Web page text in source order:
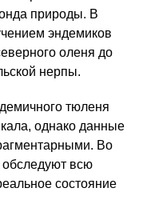
природы. В
эндемиков
оленя до
нерпы.
тюленя
однако данные
Во
обследуют всю
состояние